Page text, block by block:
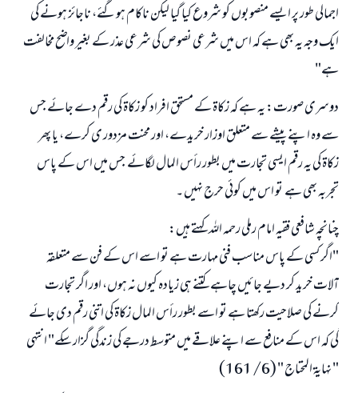
اجمالی طور پر ایسے منصوبوں کو شروع کیا گیا لیکن ناکام ہوگئے، ناجائز ہونے کی
ایک وجہ یہ بھی ہے کہ اس میں شرعی نصوص کی شرعی عذر کے بغیر واضح مخالفت
ہے"
دوسری صورت: یہ ہے کہ زکاۃ کے مستحق افراد کو زکاۃ کی رقم دے جائے جس
سے وہ اپنے پیشے سے متعلق اوزار خریدے، اور محنت مزدور ی کرے، یا پھر
زکاۃ کی یہ رقم ایسی تجارت میں بطور رأس المال لگائے جس میں اس کے پاس
تجربہ بھی ہے تو اس میں کوئی حرج نہیں ۔
چنانچہ شافعی فقیہ امام رملی رحمہ اللہ کہتے ہیں:
"اگر کسی کے پاس مناسب فنی مہارت ہے تو اسے اس کے فن سے متعلقہ
آلات خرید کر دیے جائیں چاہے کتنے ہی زیادہ کیوں نہ ہوں، اور اگر تجارت
کرنے کی صلاحیت رکھتا ہے تو اسے بطور رأس المال زکاۃ کی اتنی رقم دی جائے
گی کہ اس کے منافع سے اپنے علاقے میں متوسط درجے کی زندگی گزار سکے" انتہی
" نهاية المحتاج " (6/ 161)